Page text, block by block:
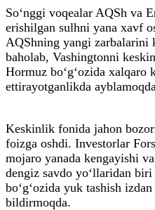
So‘nggi voqealar AQSh va
erishilgan sulhni yana xavf
AQShning yangi
baholab, Vashingtonni
Hormuz bo‘g‘ozida xalqaro
ettirayotganlikda
Keskinlik fonida jahon
foizga oshdi. Investorlar
mojaro yanada kengayishi
dengiz savdo yo‘llaridan
bo‘g‘ozida yuk tashish
bildirmoqda.